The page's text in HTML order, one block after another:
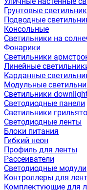
Грунтовые
Подводные
Консольные
Светильники на
Фонарики
Светильники
Линейные
Карданные
Модульные
Светильники
Светодиодные панели
Светильники грильято
Светодиодные ленты
Блоки питания
Гибкий неон
Профиль для ленты
Рассеиватели
Светодиодные модули
Контроллеры для лент
Комплектующие для